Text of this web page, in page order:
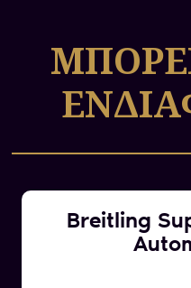
Breitling